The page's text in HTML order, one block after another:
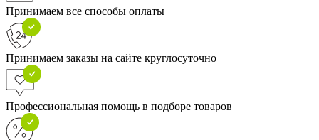
Принимаем все способы оплаты
Принимаем заказы на сайте круглосуточно
Профессиональная помощь в подборе товаров